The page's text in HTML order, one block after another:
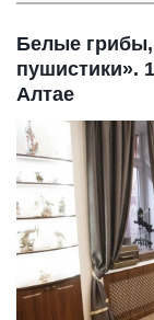
Белые
пушистики».
Алтае